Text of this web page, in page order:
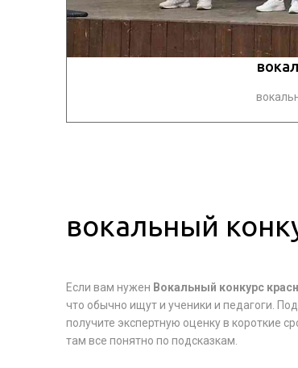
вокальный
Если вам нужен Вокальный конкурс
что обычно ищут и ученики и педагоги.
получите экспертную оценку в короткие
там все понятно по подсказкам.